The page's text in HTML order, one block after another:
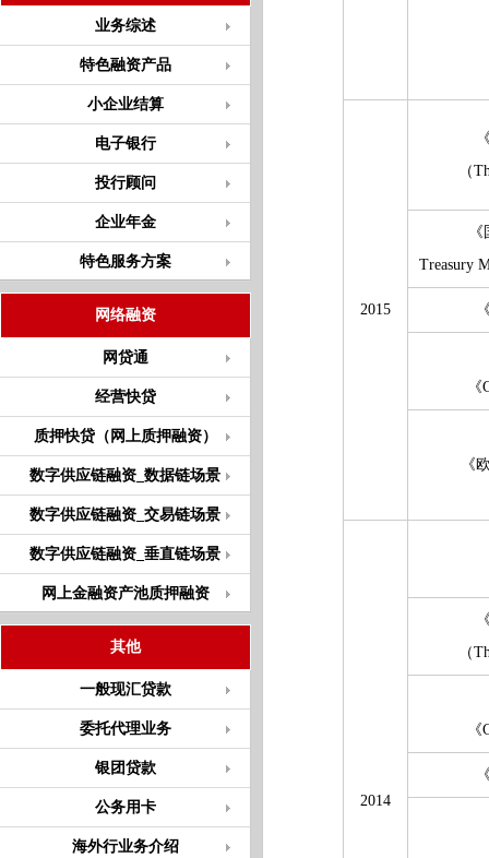
业务综述
特色融资产品
小企业结算
电子银行
投行顾问
企业年金
特色服务方案
网络融资
网贷通
经营快贷
质押快贷（网上质押融资）
数字供应链融资_数据链场景
数字供应链融资_交易链场景
数字供应链融资_垂直链场景
网上金融资产池质押融资
其他
一般现汇贷款
委托代理业务
银团贷款
公务用卡
海外行业务介绍
2015
（
Treasury
《
2014
（